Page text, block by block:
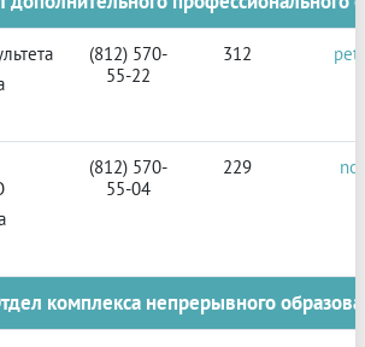
(812) 570-
55-22
312
(812) 570-
55-04
229
комплекса непрерывного